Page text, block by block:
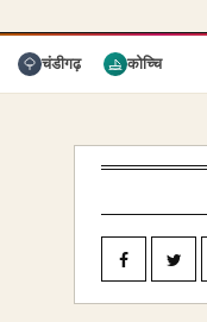
चंडीगढ़ कोच्चि